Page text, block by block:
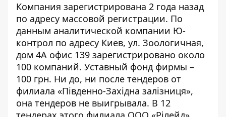
Компания зарегистрирована 2 года назад
по адресу массовой регистрации. По
данным аналитической компании Ю-
контрол по адресу Киев, ул. Зоологичная,
дом 4А офис 139 зарегистрировано около
100 компаний. Уставный фонд фирмы –
100 грн. Ни до, ни после тендеров от
филиала «Південно-Західна залізниця»,
она тендеров не выигрывала. В 12